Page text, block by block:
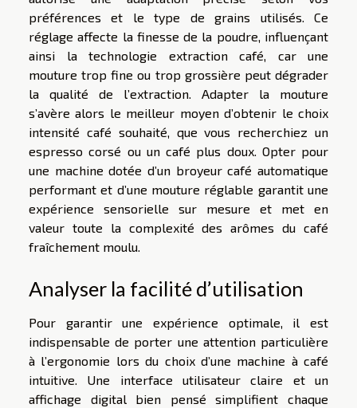
préférences et le type de grains utilisés. Ce
réglage affecte la finesse de la poudre, influençant
ainsi la technologie extraction café, car une
mouture trop fine ou trop grossière peut dégrader
la qualité de l’extraction. Adapter la mouture
s’avère alors le meilleur moyen d’obtenir le choix
intensité café souhaité, que vous recherchiez un
espresso corsé ou un café plus doux. Opter pour
une machine dotée d’un broyeur café automatique
performant et d’une mouture réglable garantit une
expérience sensorielle sur mesure et met en
valeur toute la complexité des arômes du café
fraîchement moulu.
Analyser la facilité d’utilisation
Pour garantir une expérience optimale, il est
indispensable de porter une attention particulière
à l’ergonomie lors du choix d’une machine à café
intuitive. Une interface utilisateur claire et un
affichage digital bien pensé simplifient chaque